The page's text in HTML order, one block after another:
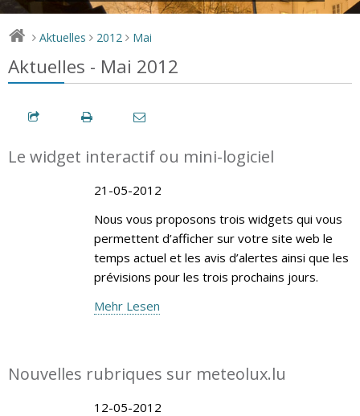
> Aktuelles > 2012 > Mai
Aktuelles - Mai 2012
Le widget interactif ou mini-logiciel
21-05-2012
Nous vous proposons trois widgets qui vous
permettent d’afficher sur votre site web le
temps actuel et les avis d’alertes ainsi que les
prévisions pour les trois prochains jours.
Mehr Lesen
Nouvelles rubriques sur meteolux.lu
12-05-2012